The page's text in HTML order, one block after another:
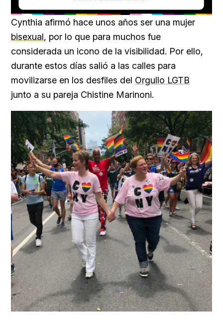
Unmute Loaded:
40.09%
Cynthia afirmó hace unos años ser una mujer
bisexual, por lo que para muchos fue
considerada un icono de la visibilidad. Por ello,
durante estos días salió a las calles para
movilizarse en los desfiles del Orgullo LGTB
junto a su pareja Chistine Marinoni.